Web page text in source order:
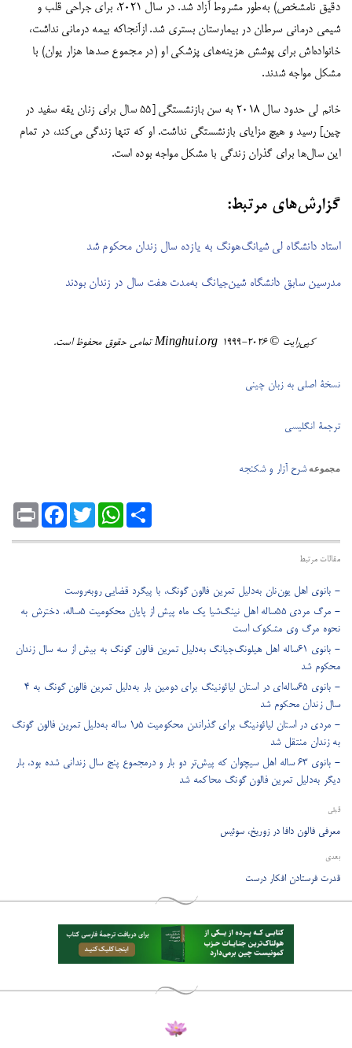
دقیق نامشخص) به‌طور مشروط آزاد شد. در سال ۲۰۲۱، برای جراحی قلب و
شیمی درمانی سرطان در بیمارستان بستری شد. ازآنجاکه بیمه درمانی نداشت،
خانواده‌اش برای پوشش هزینه‌های پزشکی او (در مجموع صدها هزار یوان) با
مشکل مواجه شدند.
خانم لی حدود سال ۲۰۱۸ به سن بازنشستگی [۵۵ سال برای زنان یقه سفید در
چین] رسید و هیچ مزایای بازنشستگی نداشت. او که تنها زندگی می‌کند، در تمام
این سال‌ها برای گذران زندگی با مشکل مواجه بوده است.
گزارش‌های مرتبط:
استاد دانشگاه لی شیانگ‌هونگ به یازده سال زندان محکوم شد
مدرسین سابق دانشگاه شین‌جیانگ به‌مدت هفت سال در زندان بودند
کپی‌رایت © ۲۰۲۶-١٩٩٩ Minghui.org تمامی حقوق محفوظ است.
نسخۀ اصلی به زبان چینی
ترجمۀ انگلیسی
مجموعهشرح آزار و شکنجه
Print
FacebookTwitter
WhatsAppShare
مقالات مرتبط
- بانوی اهل یون‌نان به‌دلیل تمرین فالون گونگ، با پیگرد قضایی روبه‌روست
- مرگ مردی ۵۵ساله اهل نینگ‌شیا یک ماه پیش از پایان محکومیت ۵ساله، دخترش به
نحوه مرگ وی مشکوک است
- بانوی ۶۱ساله اهل هیلونگ‌جیانگ به‌دلیل تمرین فالون گونگ به بیش از سه سال زندان
محکوم شد
- بانوی ۶۵‌ساله‌ای در استان لیائونینگ برای دومین بار به‌دلیل تمرین فالون گونگ به ۴
سال زندان محکوم شد
- مردی در استان لیائونینگ برای گذراندن محکومیت ۱٫۵ ساله به‌دلیل تمرین فالون گونگ
به زندان منتقل شد
- بانوی ۶۳ ساله اهل سیچوان که پیش‌تر دو بار و درمجموع پنج سال زندانی شده بود، بار
دیگر به‌دلیل تمرین فالون گونگ محاکمه شد
قبلی
معرفی فالون دافا در زوریخ، سوئیس
بعدی
قدرت فرستادن افکار درست